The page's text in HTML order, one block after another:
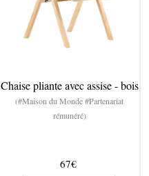
Chaise pliante avec assise - bois
(#Maison du Monde #Partenariat
rémunéré)
67€